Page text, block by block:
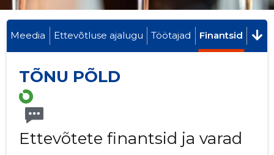
Meedia Ettevõtluse ajalugu Töötajad Finantsid
TÕNU PÕLD
Ettevõtete finantsid ja varad